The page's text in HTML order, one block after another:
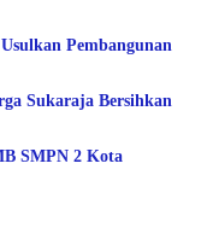
Pembangunan
Sukaraja Bersihkan
SMPN 2 Kota